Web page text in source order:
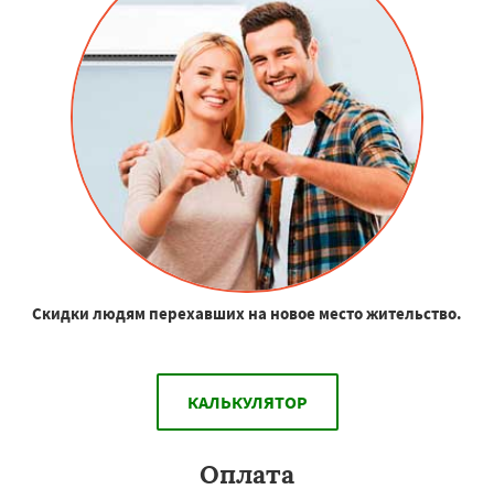
Скидки людям перехавших на новое место жительство.
КАЛЬКУЛЯТОР
Оплата